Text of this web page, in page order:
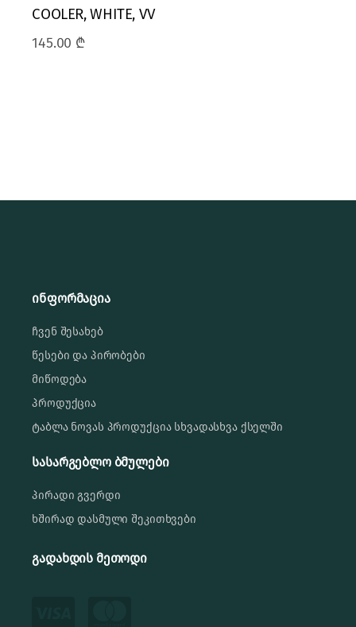
COOLER, WHITE, VV
145.00 ₾
ინფორმაცია
ჩვენ შესახებ
წესები და პირობები
მიწოდება
პროდუქცია
ტაბლა ნოვას პროდუქცია სხვადასხვა ქსელში
სასარგებლო ბმულები
პირადი გვერდი
ხშირად დასმული შეკითხვები
გადახდის მეთოდი